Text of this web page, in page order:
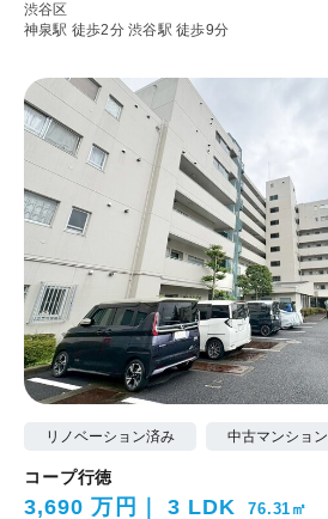
渋谷区
神泉駅 徒歩2分渋谷駅 徒歩9分
リノベーション済み 中古マンション
コープ行徳
3,690 万円 3 LDK 76.31㎡